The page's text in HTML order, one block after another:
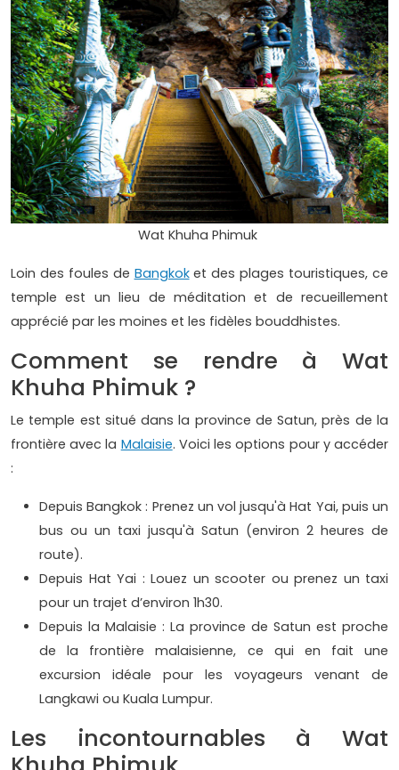
Wat Khuha Phimuk
Loin des foules de Bangkoket des plages touristiques, ce
temple est un lieu de méditation et de recueillement
apprécié par les moines et les fidèles bouddhistes.
Comment se rendre à Wat
Khuha Phimuk ?
Le temple est situé dans la province de Satun, près de la
frontière avec la Malaisie. Voici les options pour y accéder
:
Depuis Bangkok : Prenez un vol jusqu'à Hat Yai, puis un
bus ou un taxi jusqu'à Satun (environ 2 heures de
route).
Depuis Hat Yai : Louez un scooter ou prenez un taxi
pour un trajet d’environ 1h30.
Depuis la Malaisie : La province de Satun est proche
de la frontière malaisienne, ce qui en fait une
excursion idéale pour les voyageurs venant de
Langkawi ou Kuala Lumpur.
Les incontournables à Wat